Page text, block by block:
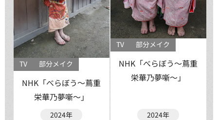
TV 部分メイク
NHK「べらぼう〜蔦重
栄華乃夢噺〜」
2024年
TV 部分メイク
NHK「べらぼう〜蔦重
栄華乃夢噺〜」
2024年